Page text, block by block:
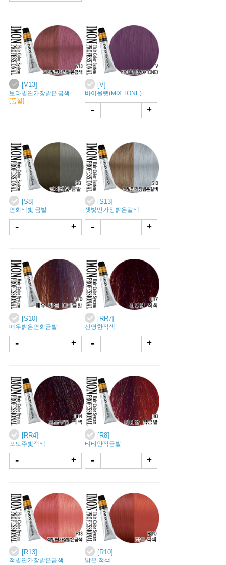
[V13]
보라빛띤가장밝은금색
[품절]
[V]
바이올렛(MIX TONE)
- +
[S8]
연회색빛 금발
- +
[S13]
잿빛띤가장밝은갈색
- +
[S10]
매우밝은연회금발
- +
[RR7]
선명한적색
- +
[RR4]
포도주빛적색
- +
[R8]
티티안적금발
- +
[R13]
적빛띤가장밝은금색
[R10]
밝은 적색